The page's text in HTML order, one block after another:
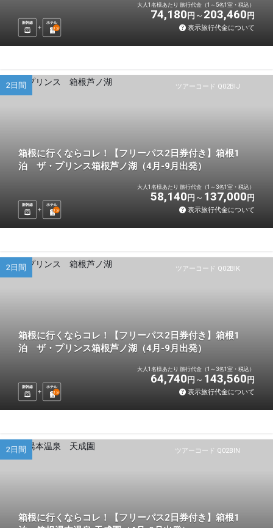
新幹線
ホテル
1 泊
大人1名様あたり 旅行代金（1～5名1室・税込）
74,180 円 203,460 円
表示旅行代金について
ツアーコード Q02BIJ
2日間
箱根に行くならコレ！【フリーパス2日券付き】箱根1
泊 ザ・プリンス箱根芦ノ湖（4月-9月出発）
新幹線
ホテル
1 泊
大人1名様あたり 旅行代金（1～3名1室・税込）
58,140 円 137,000 円
表示旅行代金について
ツアーコード Q02BIK
2日間
箱根に行くならコレ！【フリーパス2日券付き】箱根1
泊 ザ・プリンス箱根芦ノ湖（4月-9月出発）
新幹線
ホテル
1 泊
大人1名様あたり 旅行代金（1～3名1室・税込）
64,740 円 143,560 円
表示旅行代金について
ツアーコード Q02BIN
2日間
箱根に行くならコレ！【フリーパス2日券付き】箱根1